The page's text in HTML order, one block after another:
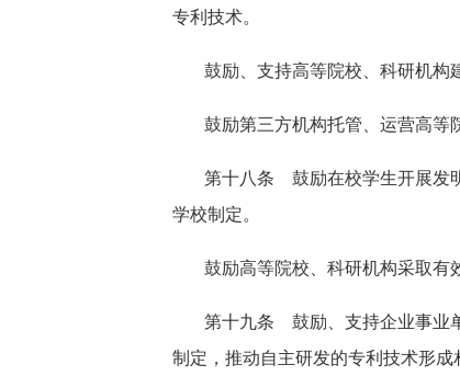
专利技术。
鼓励、支持高等院校、科研机构
鼓励第三方机构托管、运营高等
第十八条 鼓励在校学生开展发
学校制定。
鼓励高等院校、科研机构采取有
第十九条 鼓励、支持企业事业
制定，推动自主研发的专利技术形成